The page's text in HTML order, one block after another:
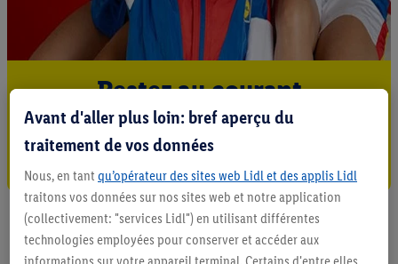
Restez au courant
Abonnez-vous à la newsletter
Avant d'aller plus loin: bref aperçu du
traitement de vos données
Nous, en tant qu’opérateur des sites web Lidl et des applis Lidl
traitons vos données sur nos sites web et notre application
(collectivement: "services Lidl") en utilisant différentes
technologies employées pour conserver et accéder aux
informations sur votre appareil terminal. Certains d'entre elles